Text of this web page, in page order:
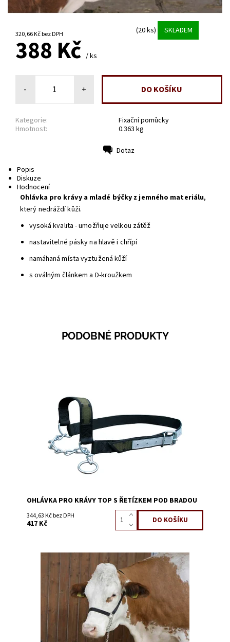
320,66 Kč bez DPH (20 ks) SKLADEM
388 Kč / ks
- +
Kategorie:
Fixační pomůcky
Hmotnost:
0.363 kg
Dotaz
Popis
Diskuze
Hodnocení
Ohlávka pro krávy a mladé býčky z jemného materiálu,
který nedráždí kůži.
vysoká kvalita - umožňuje velkou zátěž
nastavitelné pásky na hlavě i chřípí
namáhaná místa vyztužená kůží
s oválným článkem a D-kroužkem
PODOBNÉ PRODUKTY
Dostupnost:
Skladem 14
3210B
OHLÁVKA PRO KRÁVY TOP S ŘETÍZKEM POD BRADOU
344,63 Kč bez DPH
417 Kč
Na dotaz
3210D